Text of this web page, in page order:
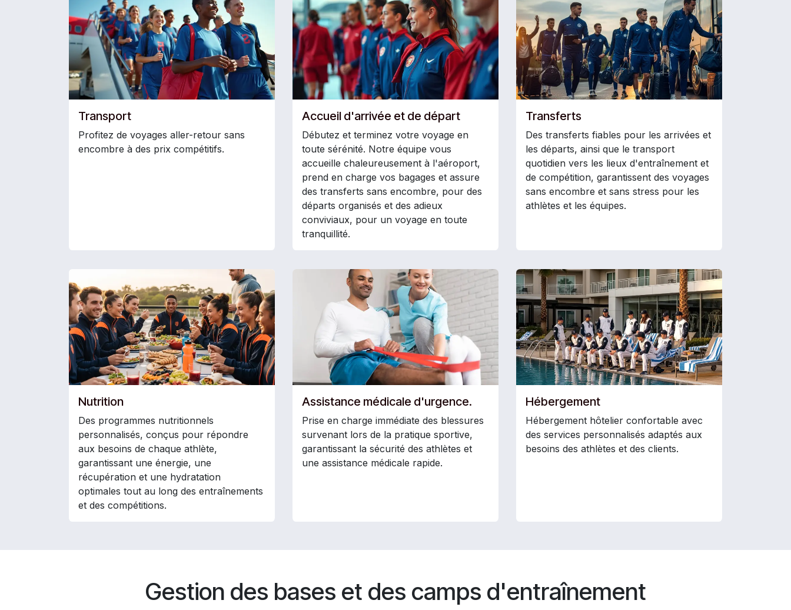
Transport
Profitez de voyages aller-retour sans
encombre à des prix compétitifs.
Accueil d'arrivée et de départ
Débutez et terminez votre voyage en
toute sérénité. Notre équipe vous
accueille chaleureusement à l'aéroport,
prend en charge vos bagages et assure
des transferts sans encombre, pour des
départs organisés et des adieux
conviviaux, pour un voyage en toute
tranquillité.
Transferts
Des transferts fiables pour les arrivées et
les départs, ainsi que le transport
quotidien vers les lieux d'entraînement et
de compétition, garantissent des voyages
sans encombre et sans stress pour les
athlètes et les équipes.
Nutrition
Des programmes nutritionnels
personnalisés, conçus pour répondre
aux besoins de chaque athlète,
garantissant une énergie, une
récupération et une hydratation
optimales tout au long des entraînements
et des compétitions.
Assistance médicale d'urgence.
Prise en charge immédiate des blessures
survenant lors de la pratique sportive,
garantissant la sécurité des athlètes et
une assistance médicale rapide.
Hébergement
Hébergement hôtelier confortable avec
des services personnalisés adaptés aux
besoins des athlètes et des clients.
Gestion des bases et des camps d'entraînement